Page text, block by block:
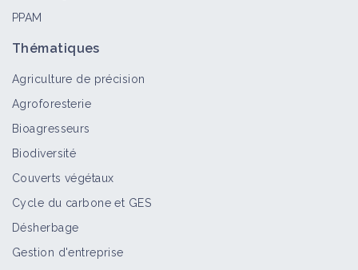
PPAM
Thématiques
Agriculture de précision
Agroforesterie
Bioagresseurs
Biodiversité
Couverts végétaux
Cycle du carbone et GES
Désherbage
Gestion d'entreprise